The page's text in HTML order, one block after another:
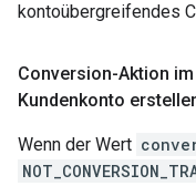
kontoübergreifendes
Conversion-Aktion
Kundenkonto
Wenn der Wert